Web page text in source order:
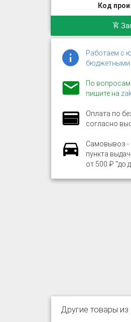
Код
Работаем с
бюджетными
По вопросам
пишите на
Оплата по
согласно
Самовывоз -
пункта
от 500 ₽ "до
Другие товары